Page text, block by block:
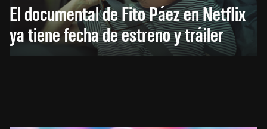
El documental de Fito Páez en Netflix
ya tiene fecha de estreno y tráiler